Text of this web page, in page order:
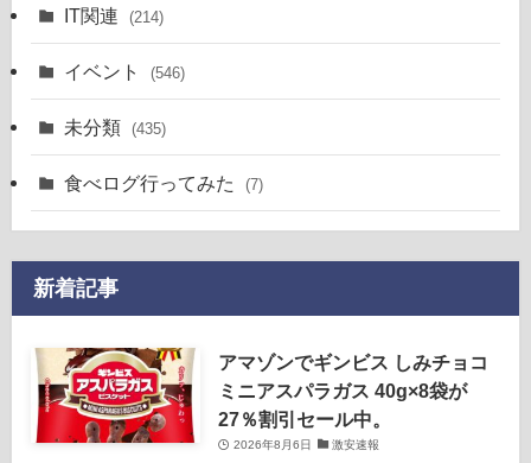
IT関連 (214)
イベント (546)
未分類 (435)
食べログ行ってみた (7)
新着記事
アマゾンでギンビス しみチョコ
ミニアスパラガス 40g×8袋が
27％割引セール中。
2026年8月6日 激安速報